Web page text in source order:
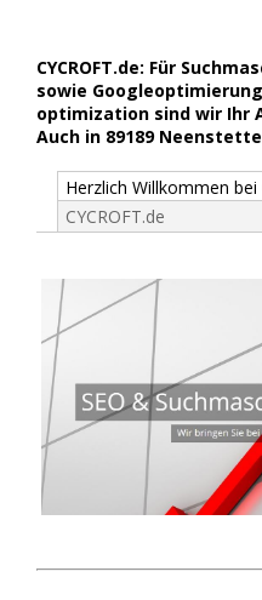
CYCROFT.de: Für
sowie
optimization sind wir Ihr
Auch in 89189
Herzlich Willkommen bei
CYCROFT.de